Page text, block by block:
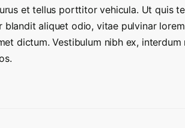
et tellus porttitor vehicula. Ut quis
blandit aliquet odio, vitae pulvinar
dictum. Vestibulum nibh ex, interdum